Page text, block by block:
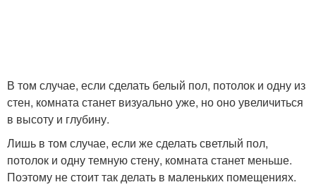
В том случае, если сделать белый пол, потолок и одну из
стен, комната станет визуально уже, но оно увеличиться
в высоту и глубину.
Лишь в том случае, если же сделать светлый пол,
потолок и одну темную стену, комната станет меньше.
Поэтому не стоит так делать в маленьких помещениях.